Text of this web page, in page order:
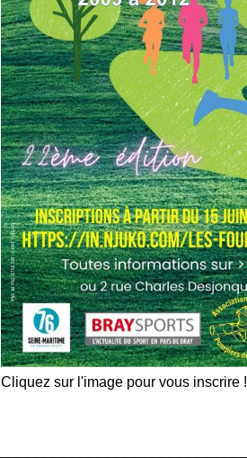
Cliquez sur l'image pour vous inscrire !